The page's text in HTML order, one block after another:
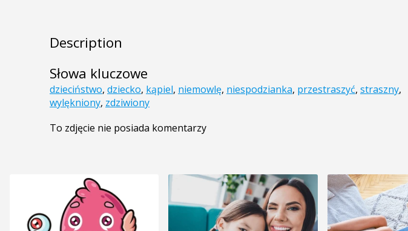
Description
Słowa kluczowe
dzieciństwo, dziecko, kąpiel, niemowlę, niespodzianka, przestraszyć, straszny,
wylękniony, zdziwiony
To zdjęcie nie posiada komentarzy